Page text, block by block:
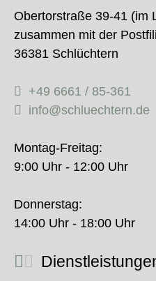
Obertorstraße 39-41 (im
zusammen mit der
36381 Schlüchtern
+49 6661 / 85-361
info@schluechtern.de
Montag-Freitag:
9:00 Uhr - 12:00 Uhr
Donnerstag:
14:00 Uhr - 18:00 Uhr